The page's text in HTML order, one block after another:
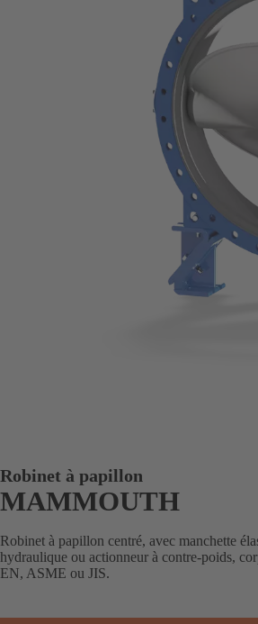
Robinet à papillon
MAMMOUTH
Robinet à papillon centré, avec manchette
hydraulique ou actionneur à contre-poids,
EN, ASME ou JIS.